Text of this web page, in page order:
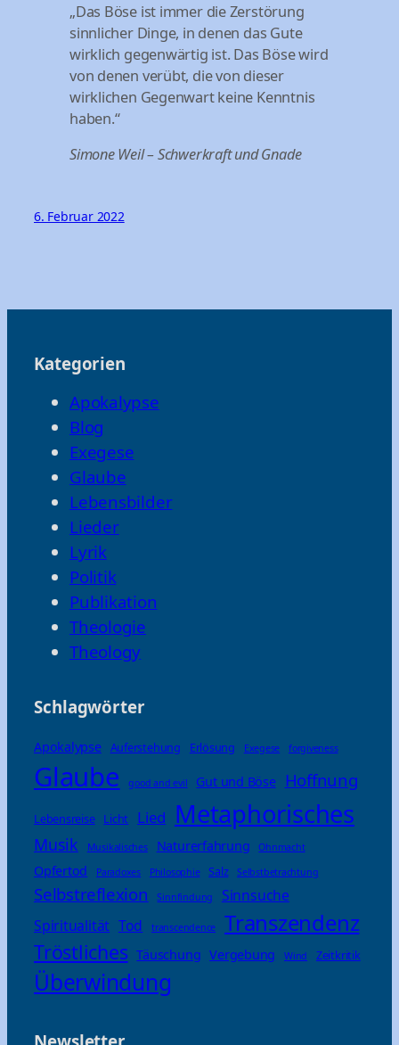
„Das Böse ist immer die Zerstörung
sinnlicher Dinge, in denen das Gute
wirklich gegenwärtig ist. Das Böse wird
von denen verübt, die von dieser
wirklichen Gegenwart keine Kenntnis
haben.“
Simone Weil – Schwerkraft und Gnade
6. Februar 2022
Kategorien
Apokalypse
Blog
Exegese
Glaube
Lebensbilder
Lieder
Lyrik
Politik
Publikation
Theologie
Theology
Schlagwörter
Apokalypse Auferstehung Erlösung Exegese forgiveness
Glaube good and evil Gut und Böse Hoffnung
Lebensreise Licht Lied Metaphorisches
Musik Musikalisches Naturerfahrung Ohnmacht
Opfertod Paradoxes Philosophie Salz Selbstbetrachtung
Selbstreflexion Sinnfindung
Sinnsuche
Spiritualität Tod transcendence Transzendenz
Tröstliches Täuschung Vergebung Wind Zeitkritik
Überwindung